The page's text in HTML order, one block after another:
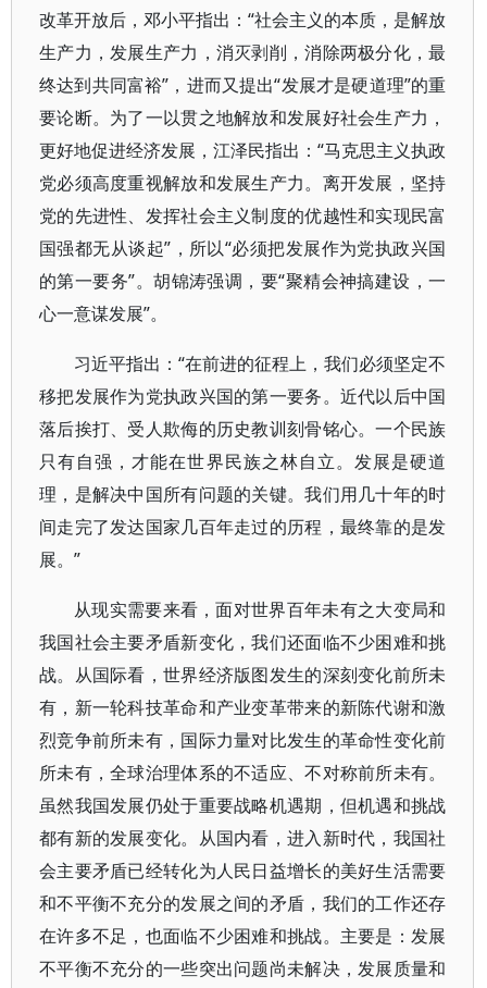
改革开放后，邓小平指出：“社会主义的本质，是解放
生产力，发展生产力，消灭剥削，消除两极分化，最
终达到共同富裕”，进而又提出“发展才是硬道理”的重
要论断。为了一以贯之地解放和发展好社会生产力，
更好地促进经济发展，江泽民指出：“马克思主义执政
党必须高度重视解放和发展生产力。离开发展，坚持
党的先进性、发挥社会主义制度的优越性和实现民富
国强都无从谈起”，所以“必须把发展作为党执政兴国
的第一要务”。胡锦涛强调，要“聚精会神搞建设，一
心一意谋发展”。
习近平指出：“在前进的征程上，我们必须坚定不
移把发展作为党执政兴国的第一要务。近代以后中国
落后挨打、受人欺侮的历史教训刻骨铭心。一个民族
只有自强，才能在世界民族之林自立。发展是硬道
理，是解决中国所有问题的关键。我们用几十年的时
间走完了发达国家几百年走过的历程，最终靠的是发
展。”
从现实需要来看，面对世界百年未有之大变局和
我国社会主要矛盾新变化，我们还面临不少困难和挑
战。从国际看，世界经济版图发生的深刻变化前所未
有，新一轮科技革命和产业变革带来的新陈代谢和激
烈竞争前所未有，国际力量对比发生的革命性变化前
所未有，全球治理体系的不适应、不对称前所未有。
虽然我国发展仍处于重要战略机遇期，但机遇和挑战
都有新的发展变化。从国内看，进入新时代，我国社
会主要矛盾已经转化为人民日益增长的美好生活需要
和不平衡不充分的发展之间的矛盾，我们的工作还存
在许多不足，也面临不少困难和挑战。主要是：发展
不平衡不充分的一些突出问题尚未解决，发展质量和